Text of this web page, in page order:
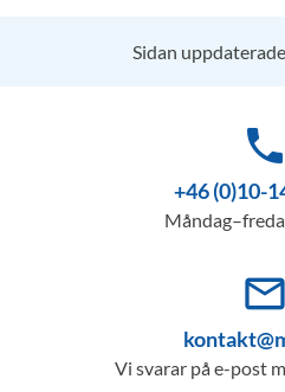
Sidan
phone
+46 (0)10-
mail_outline
Vi svarar på e-post